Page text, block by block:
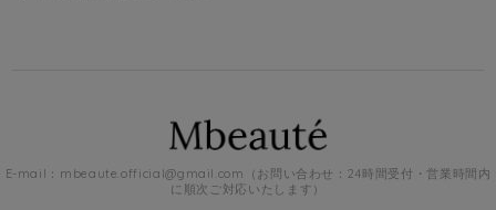
E-mail： mbeaute.official@gmail.com
（お問い合わせ：24時間受付・営業時間内
に順次ご対応いたします）